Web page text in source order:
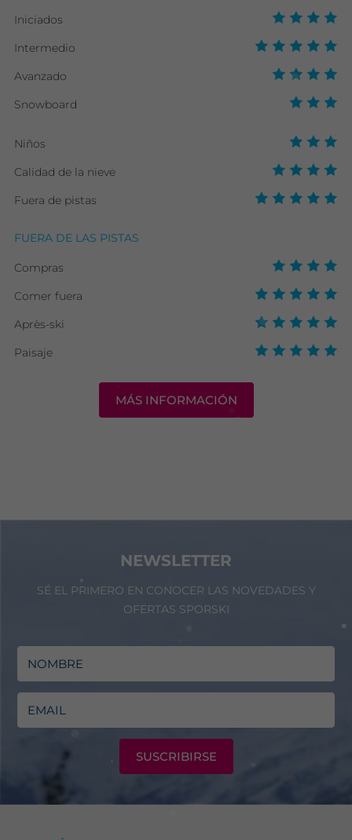
Iniciados
Intermedio
Avanzado
Snowboard
Niños
Calidad de la nieve
Fuera de pistas
FUERA DE LAS PISTAS
Compras
Comer fuera
Après-ski
Paisaje
MÁS INFORMACIÓN
NEWSLETTER
SÉ EL PRIMERO EN CONOCER LAS NOVEDADES Y
OFERTAS SPORSKI
SUSCRIBIRSE